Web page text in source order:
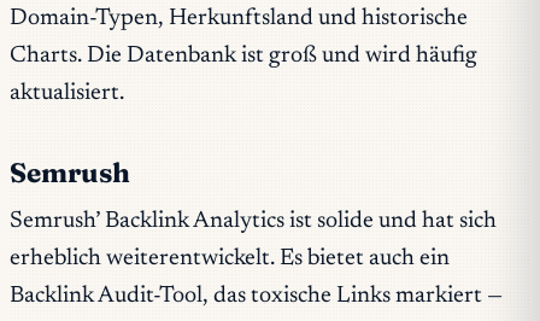
Domain-Typen, Herkunftsland und historische
Charts. Die Datenbank ist groß und wird häufig
aktualisiert.
Semrush
Semrush’ Backlink Analytics ist solide und hat sich
erheblich weiterentwickelt. Es bietet auch ein
Backlink Audit-Tool, das toxische Links markiert —